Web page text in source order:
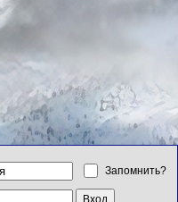
Запомнить?